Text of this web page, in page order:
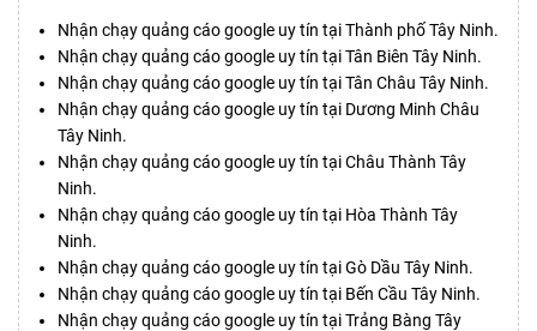
Nhận chạy quảng cáo google uy tín tại Thành phố Tây Ninh.
Nhận chạy quảng cáo google uy tín tại Tân Biên Tây Ninh.
Nhận chạy quảng cáo google uy tín tại Tân Châu Tây Ninh.
Nhận chạy quảng cáo google uy tín tại Dương Minh Châu
Tây Ninh.
Nhận chạy quảng cáo google uy tín tại Châu Thành Tây
Ninh.
Nhận chạy quảng cáo google uy tín tại Hòa Thành Tây
Ninh.
Nhận chạy quảng cáo google uy tín tại Gò Dầu Tây Ninh.
Nhận chạy quảng cáo google uy tín tại Bến Cầu Tây Ninh.
Nhận chạy quảng cáo google uy tín tại Trảng Bàng Tây